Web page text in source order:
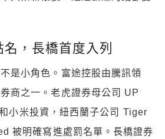
，長橋首度入列
是小角色。富途控股由騰訊領
商之一。老虎證券母公司 UP
小米投資，紐西蘭子公司 Tiger
被明確寫進處罰名單。長橋證券